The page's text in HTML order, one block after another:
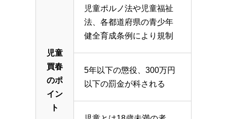
児童
買春
のポ
イン
ト
児童ポルノ法や児童福祉
法、各都道府県の青少年
健全育成条例により規制
5年以下の懲役、300万円
以下の罰金が科される